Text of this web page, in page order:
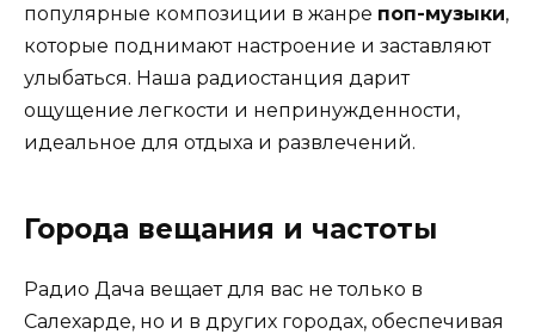
популярные композиции в жанре поп-музыки,
которые поднимают настроение и заставляют
улыбаться. Наша радиостанция дарит
ощущение легкости и непринужденности,
идеальное для отдыха и развлечений.
Города вещания и частоты
Радио Дача вещает для вас не только в
Салехарде, но и в других городах, обеспечивая